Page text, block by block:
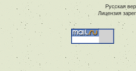
Русская
Лицензия